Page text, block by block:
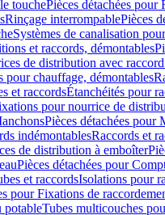
touchePièces détachées pour
Rinçage interrompablePièces
Systèmes de canalisation
et raccords, démontables
de distribution avec
pour chauffage, démontables
et raccordsÉtanchéités pour
pour nourrice de
Pièces détachées pour
indémontablesRaccords et
de distribution à emboîter
Pièces détachées pour
et raccordsIsolations pour
pour Fixations de
potableTubes multicouches